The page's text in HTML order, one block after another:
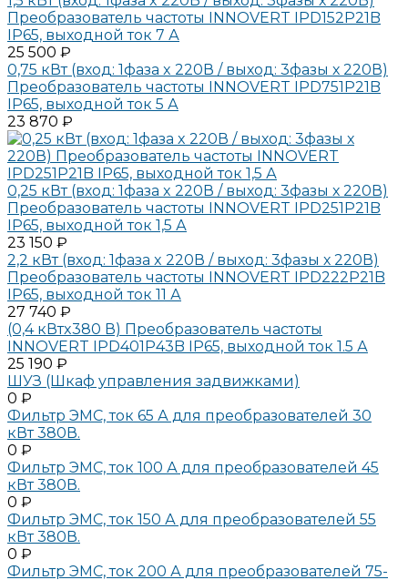
Преобразователь частоты INNOVERT IPD152P21B
IP65, выходной ток 7 А
25 500 ₽
0,75 кВт (вход: 1фаза x 220В / выход: 3фазы х 220В)
Преобразователь частоты INNOVERT IPD751P21B
IP65, выходной ток 5 А
23 870 ₽
0,25 кВт (вход: 1фаза x 220В / выход: 3фазы х 220В)
Преобразователь частоты INNOVERT IPD251P21B
IP65, выходной ток 1,5 А
23 150 ₽
2,2 кВт (вход: 1фаза x 220В / выход: 3фазы х 220В)
Преобразователь частоты INNOVERT IPD222P21B
IP65, выходной ток 11 А
27 740 ₽
(0,4 кВтx380 В) Преобразователь частоты
INNOVERT IPD401P43B IP65, выходной ток 1.5 А
25 190 ₽
ШУЗ (Шкаф управления задвижками)
0 ₽
Фильтр ЭМС, ток 65 А для преобразователей 30
кВт 380В.
0 ₽
Фильтр ЭМС, ток 100 А для преобразователей 45
кВт 380В.
0 ₽
Фильтр ЭМС, ток 150 А для преобразователей 55
кВт 380В.
0 ₽
Фильтр ЭМС, ток 200 А для преобразователей 75-